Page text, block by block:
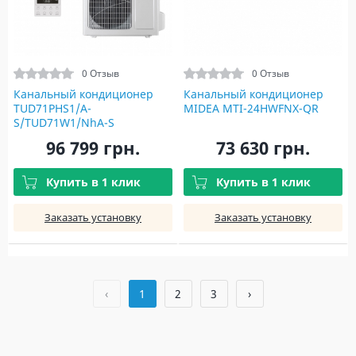
0 Отзыв
Канальный кондиционер
TUD71PHS1/A-
S/TUD71W1/NhA-S
96 799 грн.
Купить в 1 клик
Заказать установку
0 Отзыв
Канальный кондиционер
MIDEA MTI-24HWFNX-QR
73 630 грн.
Купить в 1 клик
Заказать установку
‹ 1 2 3 ›